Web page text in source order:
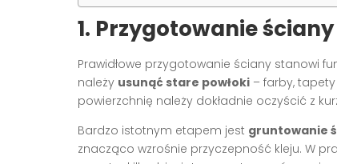
1. Przygotowanie
Prawidłowe przygotowanie ściany stanowi
należy usunąć stare powłoki – farby,
powierzchnię należy dokładnie oczyścić z
Bardzo istotnym etapem jest gruntowanie
znacząco wzrośnie przyczepność kleju. W